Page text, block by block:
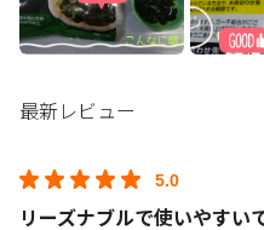
最新レビュー
5.0
リーズナブルで使いやすい